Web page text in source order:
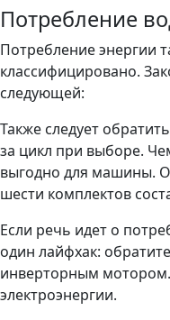
Потребление
Потребление энергии
классифицировано.
следующей:
Также следует
за цикл при выборе.
выгодно для машины.
шести комплектов
Если речь идет о
один лайфхак:
инверторным
электроэнергии.